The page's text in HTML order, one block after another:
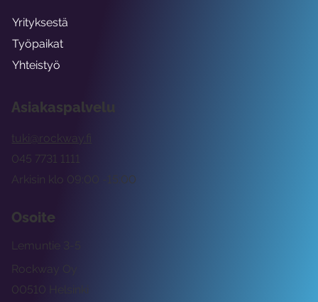
Asiakaspalvelu
tuki@rockway.fi
Arkisin klo 09:00 -15:00
045 7731 1111
Osoite
Rockway Oy
Lemuntie 3-5
00510 Helsinki
Yrityksestä
Työpaikat
Yhteistyö